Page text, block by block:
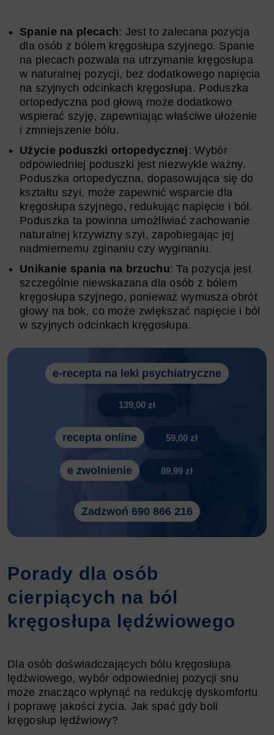
Spanie na plecach: Jest to zalecana pozycja
dla osób z bólem kręgosłupa szyjnego. Spanie
na plecach pozwala na utrzymanie kręgosłupa
w naturalnej pozycji, bez dodatkowego napięcia
na szyjnych odcinkach kręgosłupa. Poduszka
ortopedyczna pod głową może dodatkowo
wspierać szyję, zapewniając właściwe ułożenie
i zmniejszenie bólu.
Użycie poduszki ortopedycznej: Wybór
odpowiedniej poduszki jest niezwykle ważny.
Poduszka ortopedyczna, dopasowująca się do
kształtu szyi, może zapewnić wsparcie dla
kręgosłupa szyjnego, redukując napięcie i ból.
Poduszka ta powinna umożliwiać zachowanie
naturalnej krzywizny szyi, zapobiegając jej
nadmiernemu zginaniu czy wyginaniu.
Unikanie spania na brzuchu: Ta pozycja jest
szczególnie niewskazana dla osób z bólem
kręgosłupa szyjnego, ponieważ wymusza obrót
głowy na bok, co może zwiększać napięcie i ból
w szyjnych odcinkach kręgosłupa.
e-recepta na leki psychiatryczne
139,00 zł
recepta online 59,00 zł
e zwolnienie 89,99 zł
Zadzwoń 690 866 216
Porady dla osób
cierpiących na ból
kręgosłupa lędźwiowego
Dla osób doświadczających bólu kręgosłupa
lędźwiowego, wybór odpowiedniej pozycji snu
może znacząco wpłynąć na redukcję dyskomfortu
i poprawę jakości życia. Jak spać gdy boli
kręgosłup lędźwiowy?